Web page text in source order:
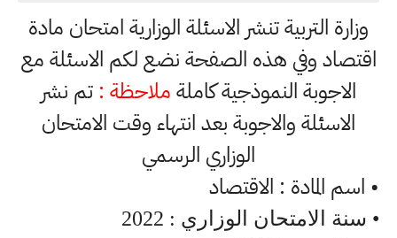
وزارة التربية تنشر الاسئلة الوزارية امتحان مادة
اقتصاد وفي هذه الصفحة نضع لكم الاسئلة مع
الاجوبة النموذجية كاملةملاحظة : تم نشر
الاسئلة والاجوبة بعد انتهاء وقت الامتحان
الوزاري الرسمي
• اسم المادة : الاقتصاد
• سنة الامتحان الوزاري : 2022